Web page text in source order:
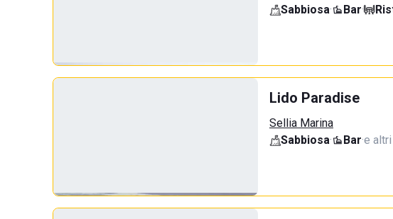
Sabbiosa· Bar·
Lido Paradise
Sellia Marina
Sabbiosa· Bar·e